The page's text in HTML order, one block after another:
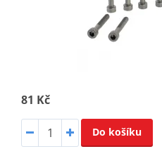
81 Kč
Do košíku